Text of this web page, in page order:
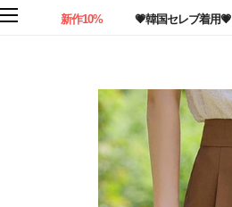
新作10% 💗韓国セレブ着用💗